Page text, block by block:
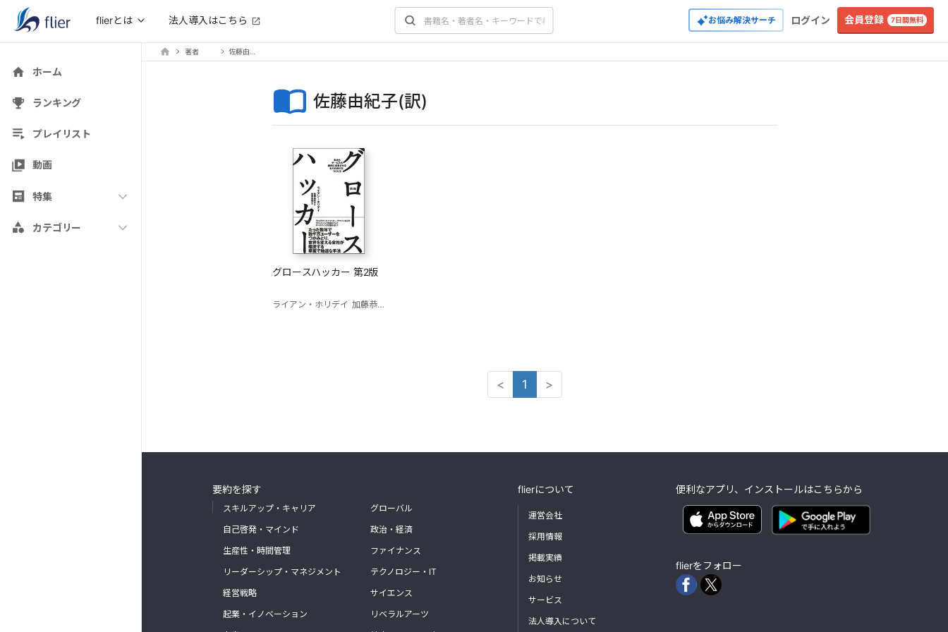
flierとは 法人導入はこちら お悩み解決サーチ ログイン 会員登録 7日間無料
ホーム
ランキング
プレイリスト
動画
特集
カテゴリー
著者
佐藤由紀子(訳)
グロースハッカー 第2版
ライアン・ホリデイ 加藤恭輔(解説)
< 1 >
要約を探す
スキルアップ・キャリア
自己啓発・マインド
生産性・時間管理
リーダーシップ・マネジメント
経営戦略
起業・イノベーション
グローバル
政治・経済
ファイナンス
テクノロジー・IT
サイエンス
リベラルアーツ
flierについて
運営会社
採用情報
掲載実績
お知らせ
サービス
法人導入について
便利なアプリ、インストールはこちらから
flierをフォロー